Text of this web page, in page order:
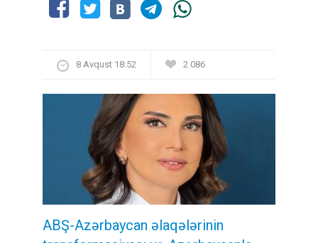
8 Avqust 18:52 2 086
ABŞ-Azərbaycan əlaqələrinin